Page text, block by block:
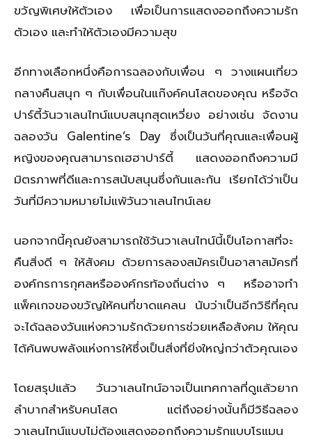
ขวัญพิเศษให้ตัวเอง เพื่อเป็นการแสดงออกถึงความรัก
ตัวเอง และทำให้ตัวเองมีความสุข
อีกทางเลือกหนึ่งคือการฉลองกับเพื่อน ๆ วางแผนเที่ยว
กลางคืนสนุก ๆ กับเพื่อนในแก๊งค์คนโสดของคุณ หรือจัด
ปาร์ตี้วันวาเลนไทน์แบบสนุกสุดเหวี่ยง อย่างเช่น จัดงาน
ฉลองวัน Galentine’s Day ซึ่งเป็นวันที่คุณและเพื่อนผู้
หญิงของคุณสามารถเฮฮาปาร์ตี้ แสดงออกถึงความมี
มิตรภาพที่ดีและการสนับสนุนซึ่งกันและกัน เรียกได้ว่าเป็น
วันที่มีความหมายไม่แพ้วันวาเลนไทน์เลย
นอกจากนี้คุณยังสามารถใช้วันวาเลนไทน์นี้เป็นโอกาสที่จะ
คืนสิ่งดี ๆ ให้สังคม ด้วยการลองสมัครเป็นอาสาสมัครที่
องค์กรการกุศลหรือองค์กรท้องถิ่นต่าง ๆ หรืออาจทำ
แพ็คเกจของขวัญให้คนที่ขาดแคลน นับว่าเป็นอีกวิธีที่คุณ
จะได้ฉลองวันแห่งความรักด้วยการช่วยเหลือสังคม ให้คุณ
ได้ค้นพบพลังแห่งการให้ซึ่งเป็นสิ่งที่ยิ่งใหญ่กว่าตัวคุณเอง
โดยสรุปแล้ว วันวาเลนไทน์อาจเป็นเทศกาลที่ดูแล้วยาก
ลำบากสำหรับคนโสด แต่ถึงอย่างนั้นก็มีวิธีฉลอง
วาเลนไทน์แบบไม่ต้องแสดงออกถึงความรักแบบโรแมน